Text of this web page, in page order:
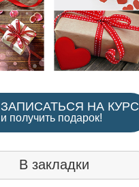
ЗАПИСАТЬСЯ НА КУРС
и получить подарок!
В закладки